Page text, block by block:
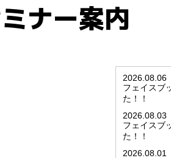
ナー案内
2026.08.06
フェイスブ
た！！
2026.08.03
フェイスブ
た！！
2026.08.01